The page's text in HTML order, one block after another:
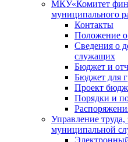
МКУ«Комитет
муниципального
Контакты
Положение
Сведения о
служащих
Бюджет и
Бюджет для
Проект
Порядки и
Управление
муниципальной